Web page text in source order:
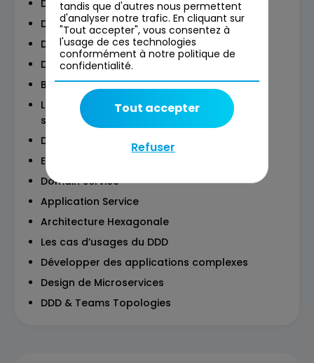
DDD Stratégique :
Domaines & sous-Domaines
Domaines & Capabilities
Distillation du domaine
Bounded Contex
Le Context Map –penser les relations
sociotechniques
Deux mots sur le DDD Tactique
Entity, Value Object & Aggregate
Domain Service
Application Service
Architecture Hexagonale
Les cas d’usages du DDD
Développer des applications complexes
Design de Microservices
DDD & Teams Topologies
tandis que d'autres nous permettent
d'analyser notre trafic. En cliquant sur
"Tout accepter", vous consentez à
l'usage de ces technologies
conformément à notre politique de
confidentialité.
Refuser
Tout accepter